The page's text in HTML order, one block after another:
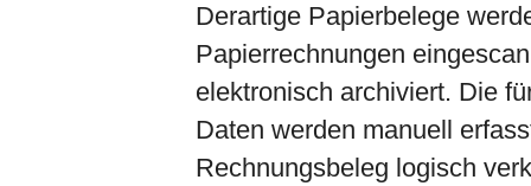
Derartige Papierbelege
Papierrechnungen
elektronisch archiviert. Die
Daten werden manuell
Rechnungsbeleg logisch